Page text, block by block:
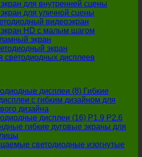
уличного
светодиодного
экрана,
четыре
детали
нельзя
игнорировать!
для внутренней сцены
для уличной сцены
видеоэкран
HD с малым шагом
экран
экран
светодиодных дисплеев
Гибкие
с гибким дизайном для
дизайна
P1.9 P2.6
гибкие дуговые экраны для